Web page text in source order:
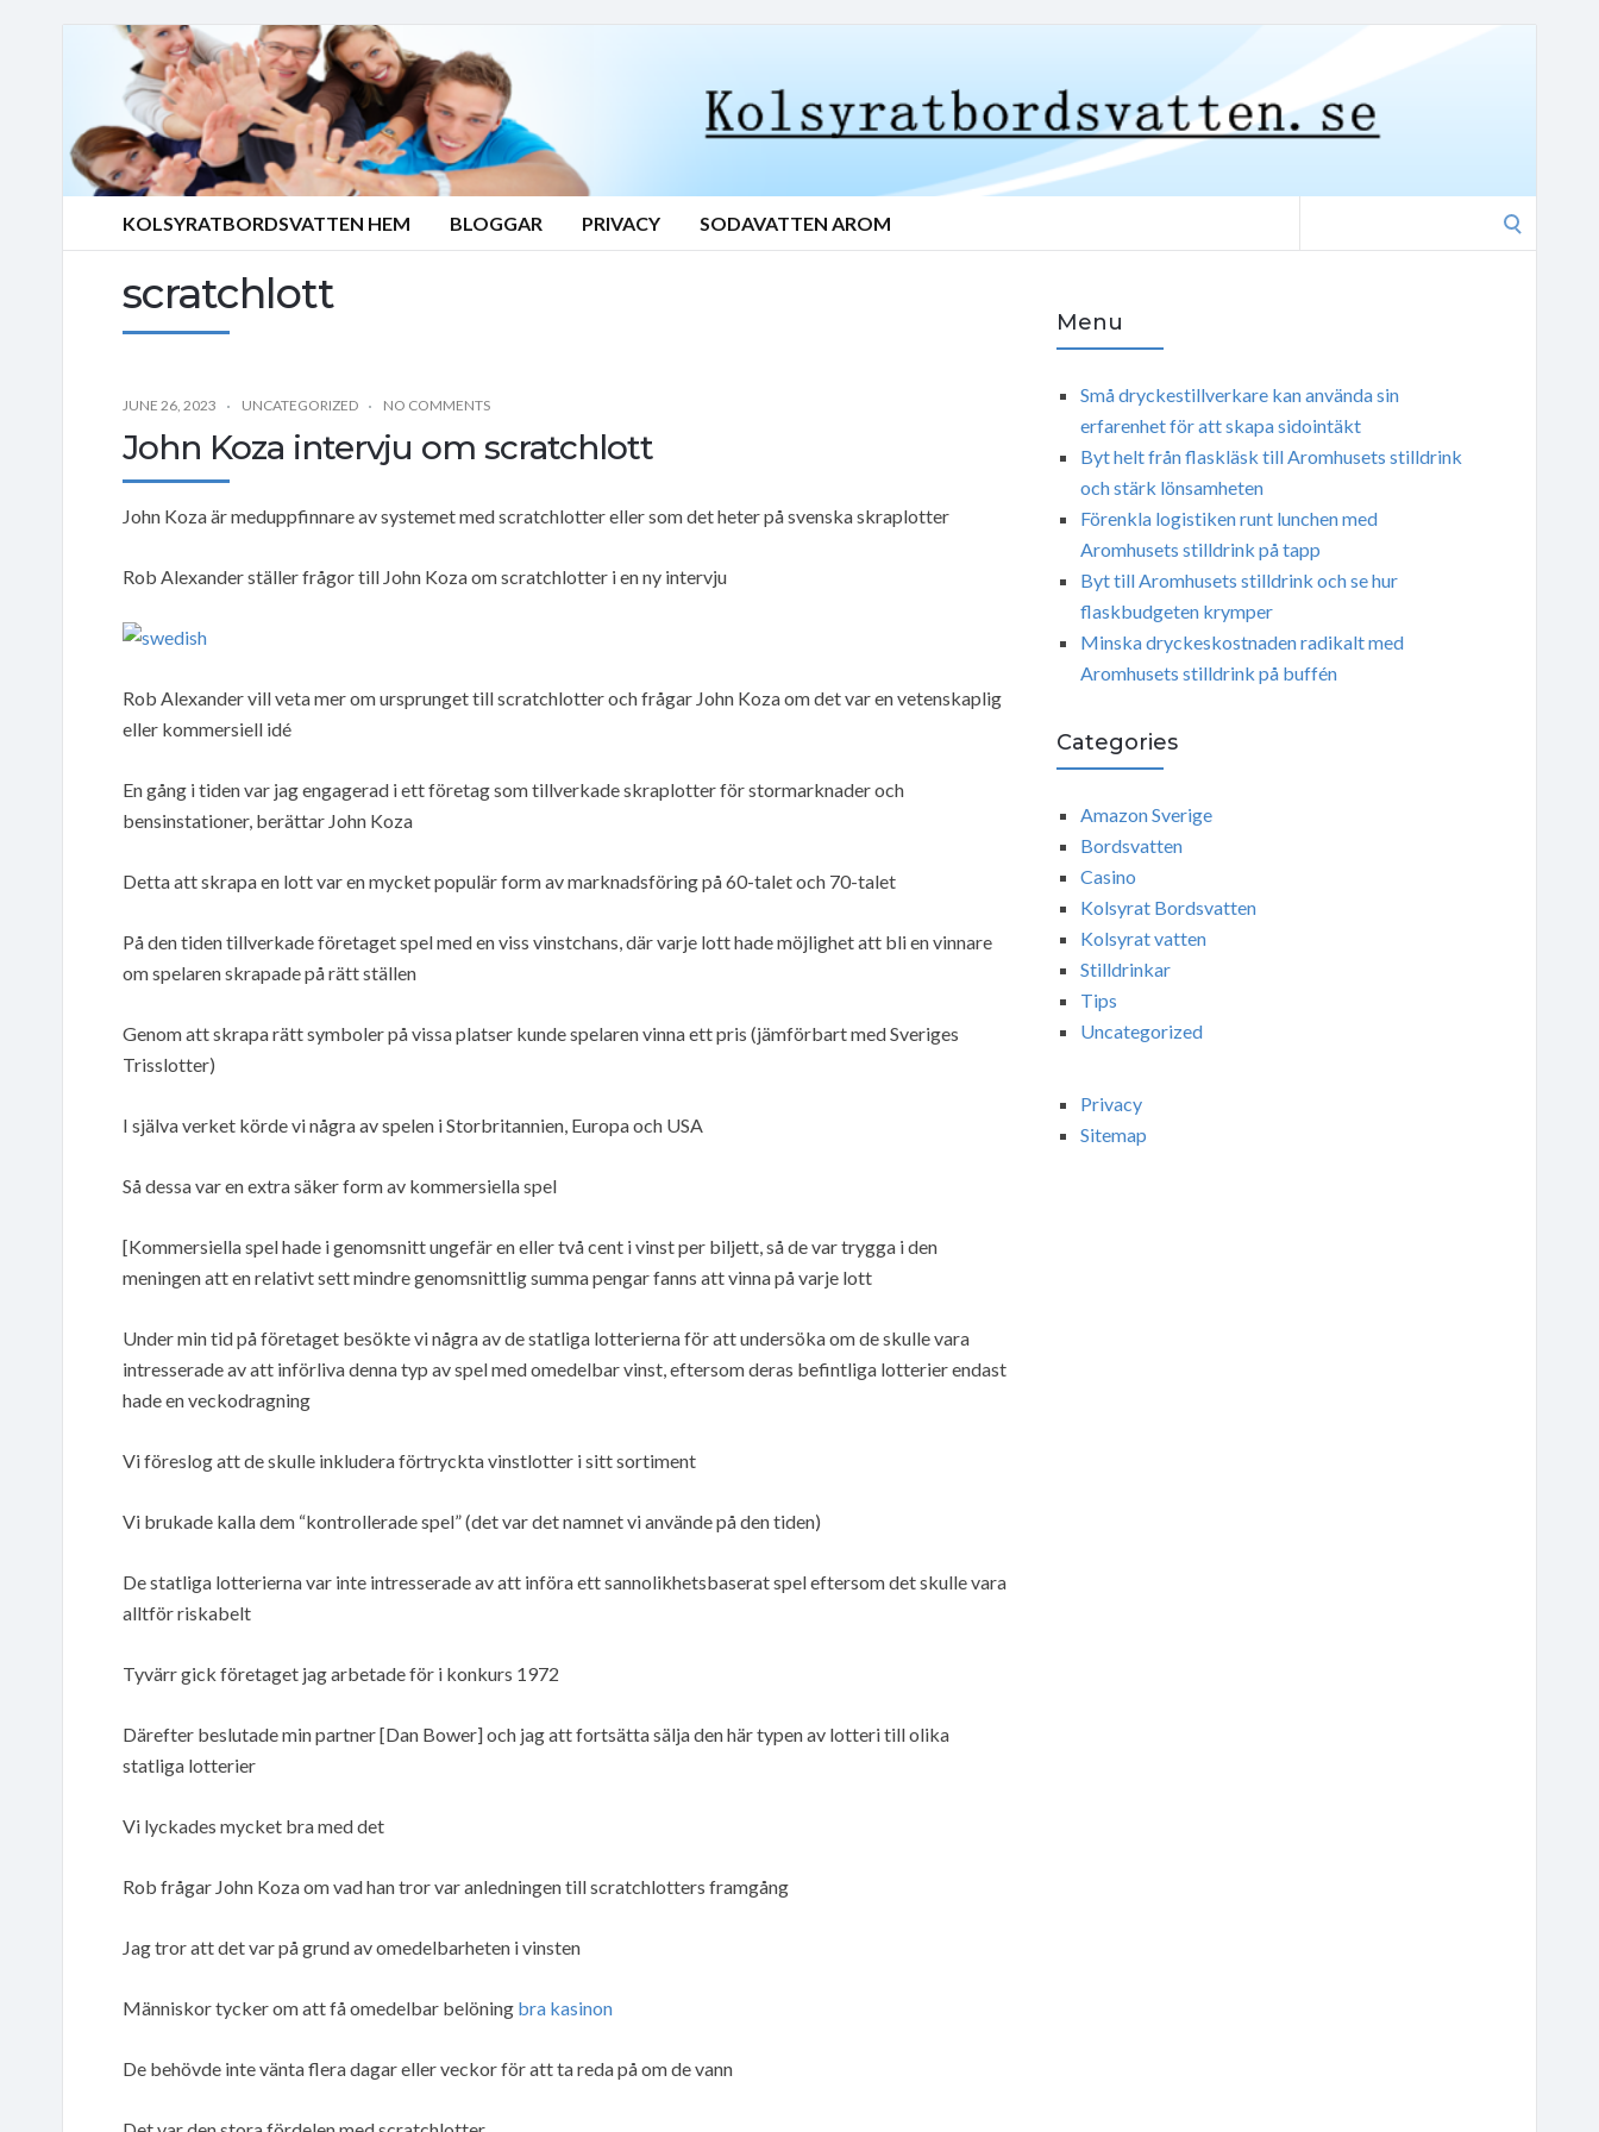
KOLSYRATBORDSVATTEN HEM BLOGGAR PRIVACY SODAVATTEN AROM
scratchlott
JUNE 26, 2023 UNCATEGORIZED NO COMMENTS
John Koza intervju om scratchlott
John Koza är meduppfinnare av systemet med scratchlotter eller som det heter på svenska skraplotter
Rob Alexander ställer frågor till John Koza om scratchlotter i en ny intervju
Rob Alexander vill veta mer om ursprunget till scratchlotter och frågar John Koza om det var en vetenskaplig
eller kommersiell idé
En gång i tiden var jag engagerad i ett företag som tillverkade skraplotter för stormarknader och
bensinstationer, berättar John Koza
Detta att skrapa en lott var en mycket populär form av marknadsföring på 60-talet och 70-talet
På den tiden tillverkade företaget spel med en viss vinstchans, där varje lott hade möjlighet att bli en vinnare
om spelaren skrapade på rätt ställen
Genom att skrapa rätt symboler på vissa platser kunde spelaren vinna ett pris (jämförbart med Sveriges
Trisslotter)
I själva verket körde vi några av spelen i Storbritannien, Europa och USA
Så dessa var en extra säker form av kommersiella spel
[Kommersiella spel hade i genomsnitt ungefär en eller två cent i vinst per biljett, så de var trygga i den
meningen att en relativt sett mindre genomsnittlig summa pengar fanns att vinna på varje lott
Under min tid på företaget besökte vi några av de statliga lotterierna för att undersöka om de skulle vara
intresserade av att införliva denna typ av spel med omedelbar vinst, eftersom deras befintliga lotterier endast
hade en veckodragning
Vi föreslog att de skulle inkludera förtryckta vinstlotter i sitt sortiment
Vi brukade kalla dem “kontrollerade spel” (det var det namnet vi använde på den tiden)
De statliga lotterierna var inte intresserade av att införa ett sannolikhetsbaserat spel eftersom det skulle vara
alltför riskabelt
Tyvärr gick företaget jag arbetade för i konkurs 1972
Därefter beslutade min partner [Dan Bower] och jag att fortsätta sälja den här typen av lotteri till olika
statliga lotterier
Vi lyckades mycket bra med det
Rob frågar John Koza om vad han tror var anledningen till scratchlotters framgång
Jag tror att det var på grund av omedelbarheten i vinsten
Människor tycker om att få omedelbar belöning bra kasinon
De behövde inte vänta flera dagar eller veckor för att ta reda på om de vann
Menu
Små dryckestillverkare kan använda sin
erfarenhet för att skapa sidointäkt
Byt helt från flaskläsk till Aromhusets stilldrink
och stärk lönsamheten
Förenkla logistiken runt lunchen med
Aromhusets stilldrink på tapp
Byt till Aromhusets stilldrink och se hur
flaskbudgeten krymper
Minska dryckeskostnaden radikalt med
Aromhusets stilldrink på buffén
Categories
Amazon Sverige
Bordsvatten
Casino
Kolsyrat Bordsvatten
Kolsyrat vatten
Stilldrinkar
Tips
Uncategorized
Privacy
Sitemap